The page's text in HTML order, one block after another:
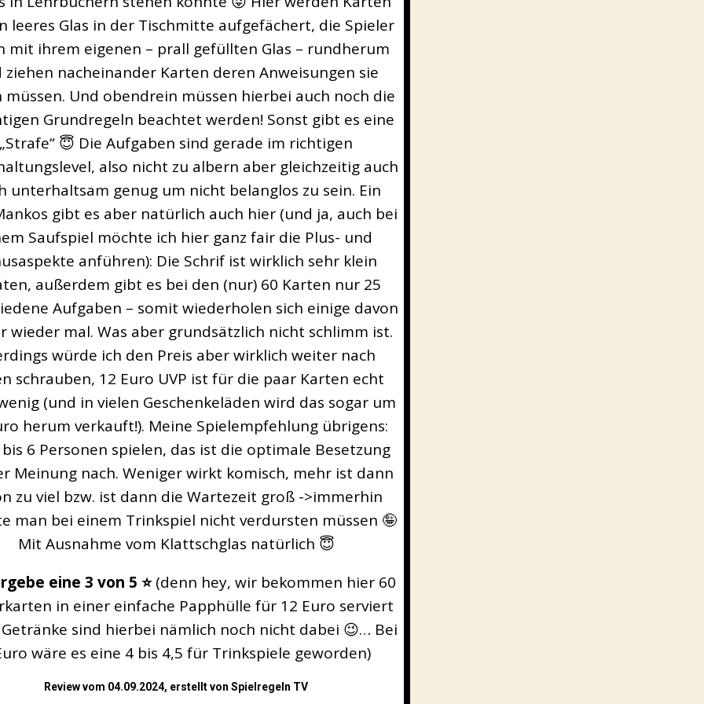
leeres Glas in der Tischmitte aufgefächert, die Spieler
mit ihrem eigenen – prall gefüllten Glas – rundherum
ziehen nacheinander Karten deren Anweisungen sie
müssen. Und obendrein müssen hierbei auch noch die
Grundregeln beachtet werden! Sonst gibt es eine
„Strafe“ 😇 Die Aufgaben sind gerade im richtigen
also nicht zu albern aber gleichzeitig auch
unterhaltsam genug um nicht belanglos zu sein. Ein
gibt es aber natürlich auch hier (und ja, auch bei
Saufspiel möchte ich hier ganz fair die Plus- und
anführen): Die Schrif ist wirklich sehr klein
außerdem gibt es bei den (nur) 60 Karten nur 25
Aufgaben – somit wiederholen sich einige davon
wieder mal. Was aber grundsätzlich nicht schlimm ist.
würde ich den Preis aber wirklich weiter nach
schrauben, 12 Euro UVP ist für die paar Karten echt
(und in vielen Geschenkeläden wird das sogar um
herum verkauft!). Meine Spielempfehlung übrigens:
6 Personen spielen, das ist die optimale Besetzung
Meinung nach. Weniger wirkt komisch, mehr ist dann
zu viel bzw. ist dann die Wartezeit groß ->immerhin
man bei einem Trinkspiel nicht verdursten müssen 🤪
Mit Ausnahme vom Klattschglas natürlich 😇
eine 3 von 5 ⭐️(denn hey, wir bekommen hier 60
in einer einfache Papphülle für 12 Euro serviert
sind hierbei nämlich noch nicht dabei 😉… Bei
wäre es eine 4 bis 4,5 für Trinkspiele geworden)
Review vom 04.09.2024, erstellt von Spielregeln TV